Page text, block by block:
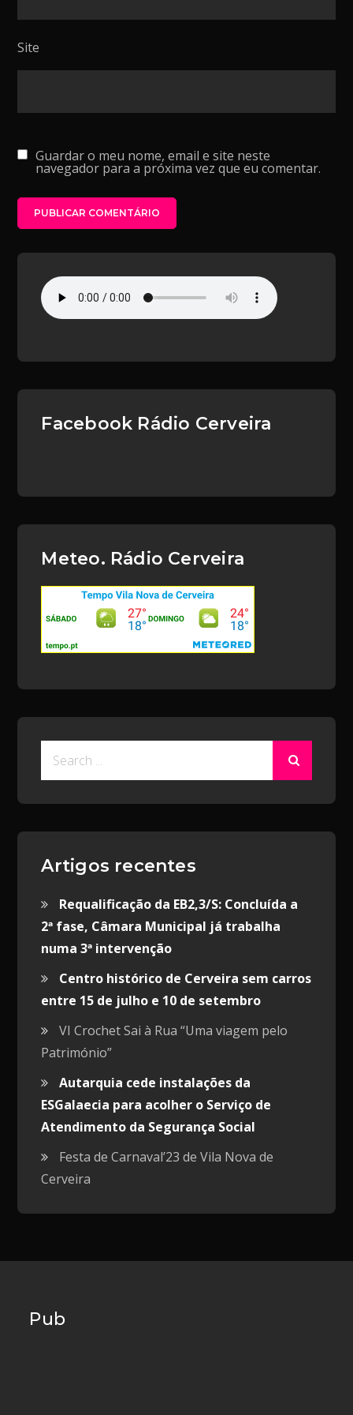
Site
Guardar o meu nome, email e site neste
navegador para a próxima vez que eu comentar.
Facebook Rádio Cerveira
Meteo. Rádio Cerveira
Artigos recentes
Requalificação da EB2,3/S: Concluída a
2ª fase, Câmara Municipal já trabalha
numa 3ª intervenção
Centro histórico de Cerveira sem carros
entre 15 de julho e 10 de setembro
VI Crochet Sai à Rua “Uma viagem pelo
Património”
Autarquia cede instalações da
ESGalaecia para acolher o Serviço de
Atendimento da Segurança Social
Festa de Carnaval’23 de Vila Nova de
Cerveira
Pub